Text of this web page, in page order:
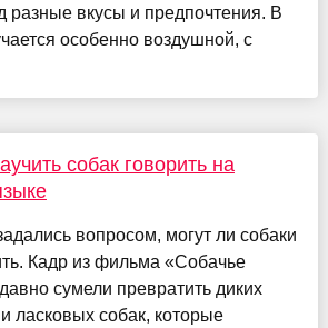
разные вкусы и предпочтения. В
особенно воздушной, с
собак говорить на
вопросом, могут ли собаки
Кадр из фильма «Собачье
сумели превратить диких
ласковых собак, которые